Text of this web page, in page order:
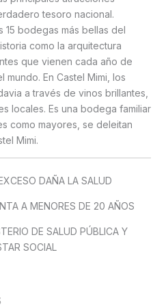
tesoro nacional.
15 bodegas más bellas del
como la arquitectura
que vienen cada año de
En Castel Mimi, los
a través de vinos brillantes,
locales. Es una bodega familiar
como mayores, se deleitan
Mimi.
DAÑA LA SALUD
A MENORES DE 20 AÑOS
DE SALUD PÚBLICA Y
SOCIAL